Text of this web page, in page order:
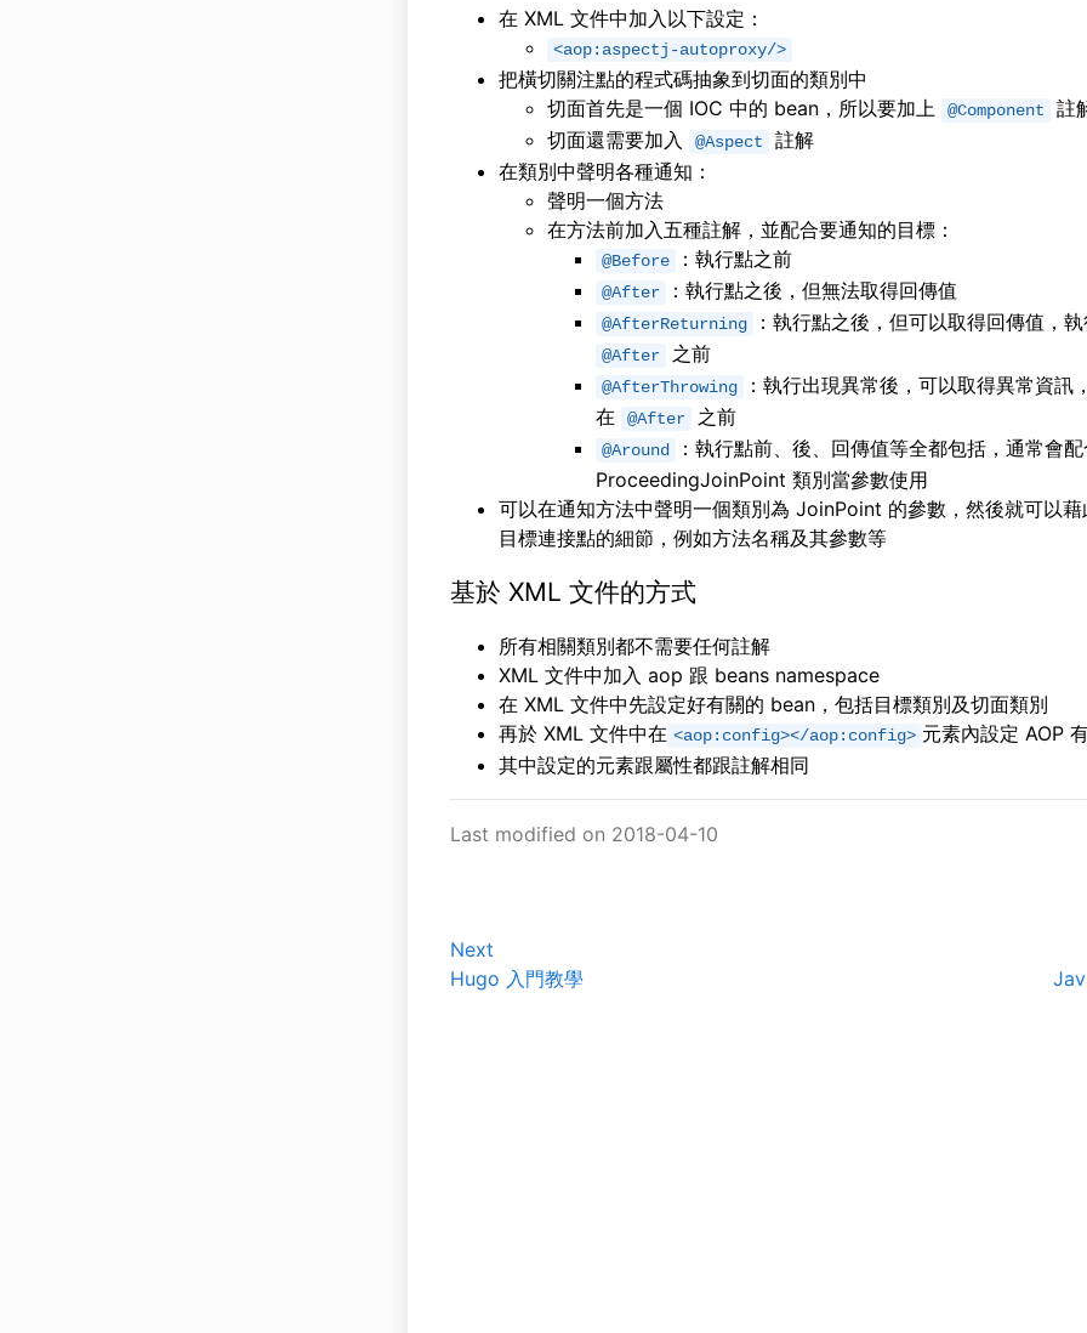
在 XML 文件中加入以下設定：
<aop:aspectj-autoproxy/>
把橫切關注點的程式碼抽象到切面的類別中
切面首先是一個 IOC 中的 bean，所以要加上
@Component
註
切面還需要加入
@Aspect
註解
在類別中聲明各種通知：
聲明一個方法
在方法前加入五種註解，並配合要通知的目標：
@Before ：執行點之前
@After ：執行點之後，但無法取得回傳值
@AfterReturning ：執行點之後，但可以取得回傳值，
@After 之前
@AfterThrowing
：執行出現異常後，可以取得異常資訊
在
@After 之前
@Around
：執行點前、後、回傳值等全都包括，通常會
ProceedingJoinPoint 類別當參數使用
可以在通知方法中聲明一個類別為 JoinPoint 的參數，然後就可以
目標連接點的細節，例如方法名稱及其參數等
基於 XML 文件的方式
所有相關類別都不需要任何註解
XML 文件中加入 aop 跟 beans namespace
在 XML 文件中先設定好有關的 bean，包括目標類別及切面類別
再於 XML 文件中在 <aop:config></aop:config> 元素內設定 AOP
其中設定的元素跟屬性都跟註解相同
Last modified on 2018-04-10
Next
Hugo 入門教學